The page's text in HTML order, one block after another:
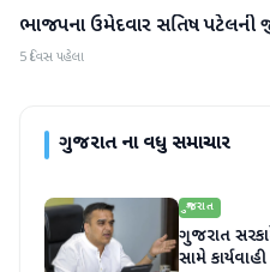
ગુજરાત
ભાજપના ઉમેદવાર સતિષ પટેલની
5 દિવસ પહેલા
ગુજરાતના વધુ સમાચાર
ગુજરાત
ગુજરાત
સામે